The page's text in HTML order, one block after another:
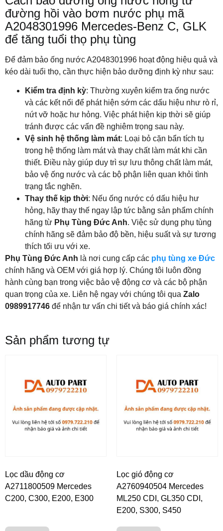
đường hồi vào bơm nước phụ mã
A2048301996 Mercedes-Benz C, GLK
để tăng tuổi thọ phụ tùng
Để đảm bảo ống nước A2048301996 hoạt động hiệu quả và
kéo dài tuổi thọ, cần thực hiện bảo dưỡng định kỳ như sau:
Kiểm tra định kỳ: Thường xuyên kiểm tra ống nước
và các kết nối để phát hiện sớm các dấu hiệu như rò rỉ,
nứt vỡ hoặc hư hỏng. Việc phát hiện kịp thời sẽ giúp
tránh được các vấn đề nghiêm trọng sau này.
Vệ sinh hệ thống làm mát: Loại bỏ cặn bẩn tích tụ
trong hệ thống làm mát và thay chất làm mát khi cần
thiết. Điều này giúp duy trì sự lưu thông chất làm mát,
bảo vệ ống nước và các bộ phận liên quan khỏi tình
trạng tắc nghẽn.
Thay thế kịp thời: Nếu ống nước có dấu hiệu hư
hỏng, hãy thay thế ngay lập tức bằng sản phẩm chính
hãng từ Phụ Tùng Đức Anh. Việc sử dụng phụ tùng
chính hãng sẽ đảm bảo độ bền, hiệu suất và sự tương
thích tối ưu với xe.
Phụ Tùng Đức Anh là nơi cung cấp các phụ tùng xe Đức
chính hãng và OEM với giá hợp lý. Chúng tôi luôn đồng
hành cùng bạn trong việc bảo vệ động cơ và các bộ phận
quan trọng của xe. Liên hệ ngay với chúng tôi qua Zalo
0989917746 để nhận tư vấn chi tiết và báo giá chính xác!
Sản phẩm tương tự
Lọc dầu động cơ
A2711800509 Mercedes
C200, C300, E200, E300
Lọc gió động cơ
A2760940504 Mercedes
ML250 CDI, GL350 CDI,
E200, S300, S450